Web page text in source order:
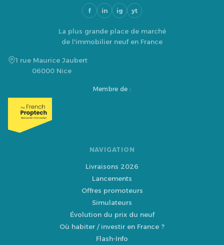
f in ig yt
La plus grande place de marché
de l'immobilier neuf en France
1 rue Maurice Jaubert
06000 Nice
Membre de :
NAVIGATION
Livraisons 2026
Lancements
Offres promoteurs
Simulateurs
Évolution du prix du neuf
Où habiter / investir en France ?
Flash-Info